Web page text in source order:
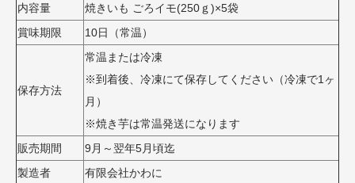
内容量
焼きいも ごろイモ(250ｇ)×5袋
賞味期限
10日（常温）
保存方法
常温または冷凍
※到着後、冷凍にて保存してください（冷凍で1ヶ
月）
※焼き芋は常温発送になります
販売期間
9月～翌年5月頃迄
製造者
有限会社かわに